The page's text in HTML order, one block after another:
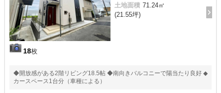
18枚
土地面積 71.24㎡
(21.55坪)
◆開放感がある2階リビング18.5帖 ◆南向きバルコニーで陽当たり良好 ◆
カースペース1台分（車種による）